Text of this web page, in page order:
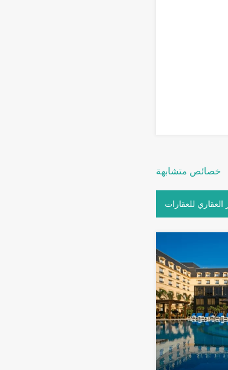
خصائص متشابهة
العقاري للعقارات